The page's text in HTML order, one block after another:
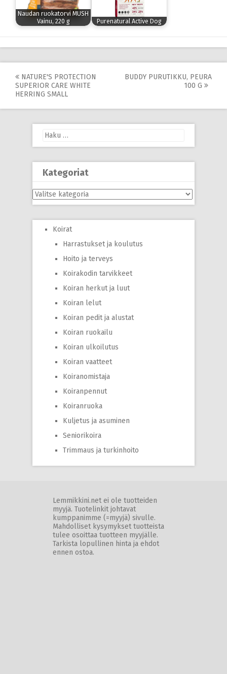
Naudan ruokatorvi MUSH
Vainu, 220 g
Purenatural Active Dog
Post
navigation
NATURE'S PROTECTION
SUPERIOR CARE WHITE
HERRING SMALL
BUDDY PURUTIKKU, PEURA
100 G
Haku:
Kategoriat
Kategoriat
Koirat
Harrastukset ja koulutus
Hoito ja terveys
Koirakodin tarvikkeet
Koiran herkut ja luut
Koiran lelut
Koiran pedit ja alustat
Koiran ruokailu
Koiran ulkoilutus
Koiran vaatteet
Koiranomistaja
Koiranpennut
Koiranruoka
Kuljetus ja asuminen
Seniorikoira
Trimmaus ja turkinhoito
Lemmikkini.net ei ole tuotteiden
myyjä. Tuotelinkit johtavat
kumppanimme (=myyjä) sivulle.
Mahdolliset kysymykset tuotteista
tulee osoittaa tuotteen myyjälle.
Tarkista lopullinen hinta ja ehdot
ennen ostoa.